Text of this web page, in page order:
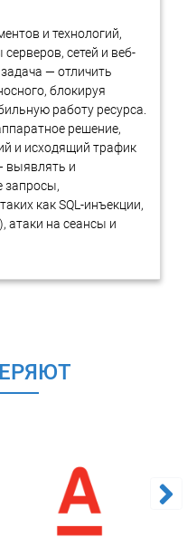
зачастую
экономических
подписи призвана
безопасности и
опытом проведения
и уголовных делах.
по разработке
и технологий,
сетей и веб-
— отличить
блокируя
работу ресурса.
решение,
и исходящий трафик
выявлять и
запросы,
как SQL-инъекции,
атаки на сеансы и